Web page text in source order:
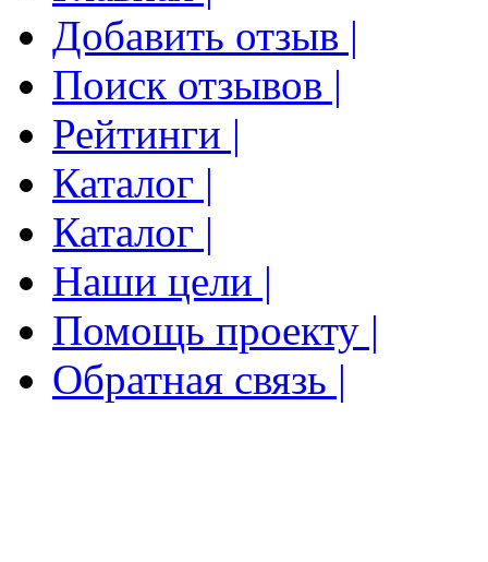
Добавить отзыв |
Поиск отзывов |
Рейтинги |
Каталог |
Каталог |
Наши цели |
Помощь проекту |
Обратная связь |